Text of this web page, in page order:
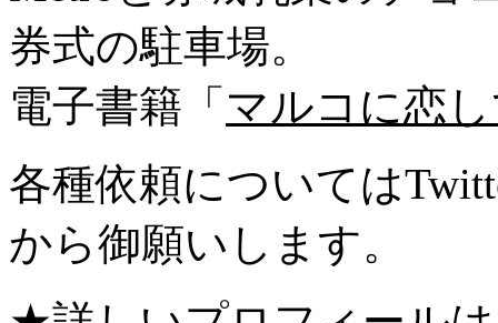
券式の駐車場。
電子書籍「 マルコに恋
各種依頼については
から御願いします。